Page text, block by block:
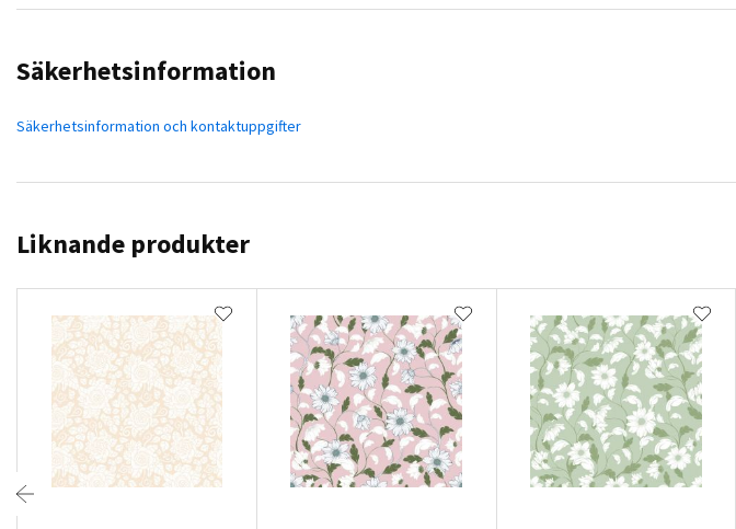
Säkerhetsinformation
Säkerhetsinformation och kontaktuppgifter
Liknande produkter